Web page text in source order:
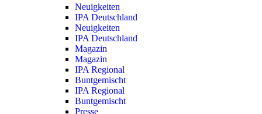
Neuigkeiten
IPA Deutschland
Neuigkeiten
IPA Deutschland
Magazin
Magazin
IPA Regional
Buntgemischt
IPA Regional
Buntgemischt
Presse